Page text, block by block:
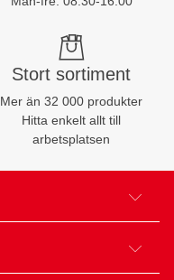
Stort sortiment
Mer än 32 000 produkter
Hitta enkelt allt till
arbetsplatsen